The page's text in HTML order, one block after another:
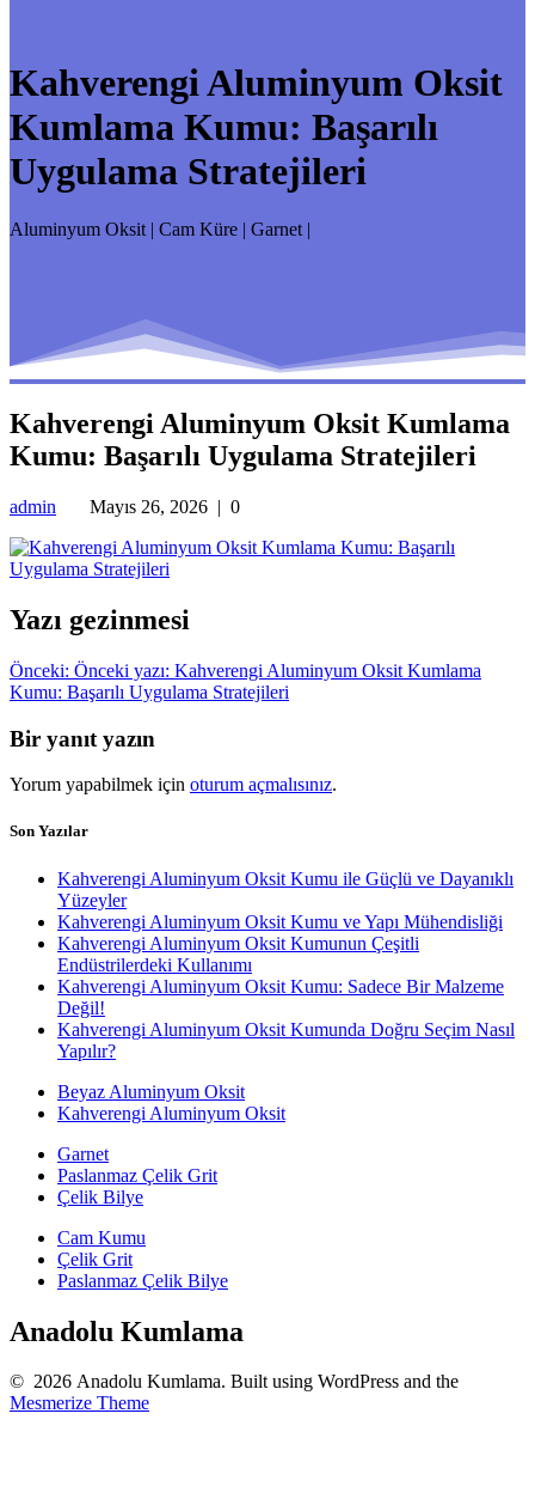
Kahverengi Aluminyum Oksit
Kumlama Kumu: Başarılı
Uygulama Stratejileri
Aluminyum Oksit | Cam Küre | Garnet |
Kahverengi Aluminyum Oksit Kumlama
Kumu: Başarılı Uygulama Stratejileri
admin Mayıs 26, 2026 | 0
Yazı gezinmesi
Önceki: Önceki yazı: Kahverengi Aluminyum Oksit Kumlama
Kumu: Başarılı Uygulama Stratejileri
Bir yanıt yazın
Yorum yapabilmek için oturum açmalısınız.
Son Yazılar
Kahverengi Aluminyum Oksit Kumu ile Güçlü ve Dayanıklı
Yüzeyler
Kahverengi Aluminyum Oksit Kumu ve Yapı Mühendisliği
Kahverengi Aluminyum Oksit Kumunun Çeşitli
Endüstrilerdeki Kullanımı
Kahverengi Aluminyum Oksit Kumu: Sadece Bir Malzeme
Değil!
Kahverengi Aluminyum Oksit Kumunda Doğru Seçim Nasıl
Yapılır?
Beyaz Aluminyum Oksit
Kahverengi Aluminyum Oksit
Garnet
Paslanmaz Çelik Grit
Çelik Bilye
Cam Kumu
Çelik Grit
Paslanmaz Çelik Bilye
Anadolu Kumlama
© 2026 Anadolu Kumlama. Built using WordPress and the
Mesmerize Theme